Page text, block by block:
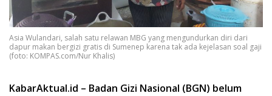
Asia Wulandari, salah satu relawan MBG yang mengundurkan diri dari
dapur makan bergizi gratis di Sumenep karena tak ada kejelasan soal gaji
(foto: KOMPAS.com/Nur Khalis)
KabarAktual.id – Badan Gizi Nasional (BGN) belum